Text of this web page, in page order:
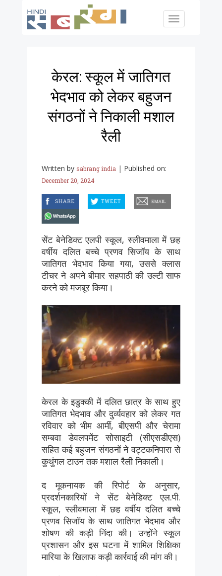
Toggle
केरल: स्कूल में जातिगत
भेदभाव को लेकर बहुजन
संगठनों ने निकाली मशाल
रैली
Written by sabrang india | Published on:
December 20, 2024
सेंट बेनेडिक्ट एलपी स्कूल, स्लीवमाला में छह
वर्षीय दलित बच्चे प्रणव सिजॉय के साथ
जातिगत भेदभाव किया गया, उससे क्लास
टीचर ने अपने बीमार सहपाठी की उल्टी साफ
करने को मजबूर किया।
केरल के इडुक्की में दलित छात्र के साथ हुए
जातिगत भेदभाव और दुर्व्यवहार को लेकर गत
रविवार को भीम आर्मी, बीएसपी और चेरामा
सम्बवा डेवलपमेंट सोसाइटी (सीएसडीएस)
सहित कई बहुजन संगठनों ने वट्टकनिपारा से
कुथुंगल टाउन तक मशाल रैली निकाली।
द मूकनायक की रिपोर्ट के अनुसार,
प्रदर्शनकारियों ने सेंट बेनेडिक्ट एल.पी.
स्कूल, स्लीवमाला में छह वर्षीय दलित बच्चे
प्रणव सिजॉय के साथ जातिगत भेदभाव और
शोषण की कड़ी निंदा की। उन्होंने स्कूल
प्रशासन और इस घटना में शामिल शिक्षिका
मारिया के खिलाफ कड़ी कार्रवाई की मांग की।